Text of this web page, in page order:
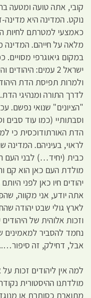
קובי, אתה טועה ומטעה
נוקט. המדינה היא
כאמצעי למטרתם לחיות
מלאה על חייהם.
במקום גיאוגרפי מסויים.
ישראל 2 עמים:
ולמרות תפיסת הדת
לדרך התורה ומנהיגי
"הציונים" שנואי נפשם.
וסבתותיי (כמו עוד
הדת האורתודוכסית כי
לראוי, בעיניהם. המדינה
כבית (יחיד…) לבני העם
מולדת העם כאן הוא קם
יהודים חיו כאן לפני
אתה יודע, אני מקווה,
לארץ גולי שבט יהודה
וזכות אלוהית של
נחמד להסביר למאמינים
אבל, דחילק, זה סיפור…..
למה אין ליהודים זכות על
מולדתנו ההיסטורית
מתוארת כסותרת או